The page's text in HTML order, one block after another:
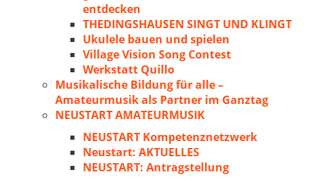
entdecken
THEDINGSHAUSEN SINGT UND KLINGT
Ukulele bauen und spielen
Village Vision Song Contest
Werkstatt Quillo
Musikalische Bildung für alle –
Amateurmusik als Partner im Ganztag
NEUSTART AMATEURMUSIK
NEUSTART Kompetenznetzwerk
Neustart: AKTUELLES
NEUSTART: Antragstellung